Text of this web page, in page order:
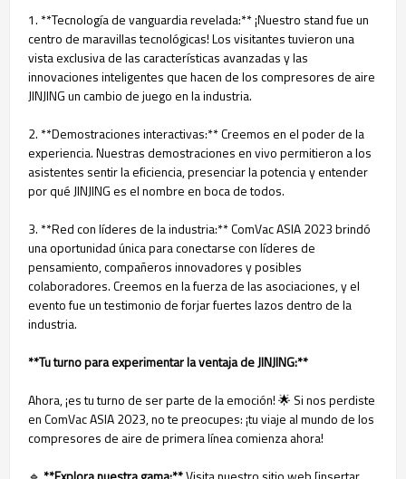
1. **Tecnología de vanguardia revelada:** ¡Nuestro stand fue un
centro de maravillas tecnológicas! Los visitantes tuvieron una
vista exclusiva de las características avanzadas y las
innovaciones inteligentes que hacen de los compresores de aire
JINJING un cambio de juego en la industria.
2. **Demostraciones interactivas:** Creemos en el poder de la
experiencia. Nuestras demostraciones en vivo permitieron a los
asistentes sentir la eficiencia, presenciar la potencia y entender
por qué JINJING es el nombre en boca de todos.
3. **Red con líderes de la industria:** ComVac ASIA 2023 brindó
una oportunidad única para conectarse con líderes de
pensamiento, compañeros innovadores y posibles
colaboradores. Creemos en la fuerza de las asociaciones, y el
evento fue un testimonio de forjar fuertes lazos dentro de la
industria.
**Tu turno para experimentar la ventaja de JINJING:**
Ahora, ¡es tu turno de ser parte de la emoción! 🌟 Si nos perdiste
en ComVac ASIA 2023, no te preocupes: ¡tu viaje al mundo de los
compresores de aire de primera línea comienza ahora!